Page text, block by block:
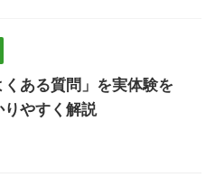
ある質問」を実体験を
りやすく解説